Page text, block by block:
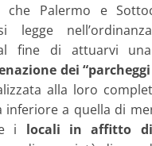
Palermo e
legge
fine di attuarvi una
dei
alla loro
inferiore a quella di
i locali in affitto di